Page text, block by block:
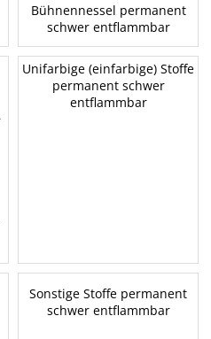
Bühnennessel permanent
schwer entflammbar
Unifarbige (einfarbige) Stoffe
permanent schwer
entflammbar
Sonstige Stoffe permanent
schwer entflammbar